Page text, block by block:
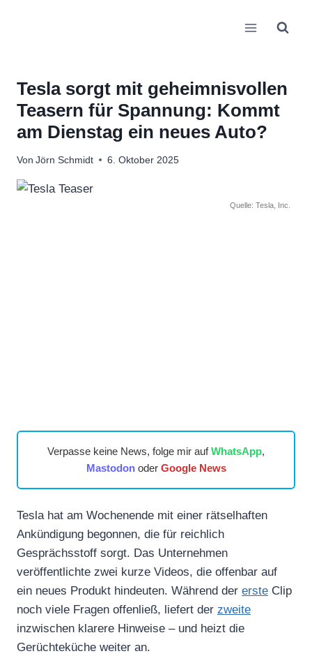
Tesla sorgt mit geheimnisvollen
Teasern für Spannung: Kommt
am Dienstag ein neues Auto?
Von Jörn Schmidt 6. Oktober 2025
Quelle: Tesla, Inc.
Verpasse keine News, folge mir aufWhatsApp,
Mastodonoder Google News
Tesla hat am Wochenende mit einer rätselhaften
Ankündigung begonnen, die für reichlich
Gesprächsstoff sorgt. Das Unternehmen
veröffentlichte zwei kurze Videos, die offenbar auf
ein neues Produkt hindeuten. Während der erste Clip
noch viele Fragen offenließ, liefert der zweite
inzwischen klarere Hinweise – und heizt die
Gerüchteküche weiter an.